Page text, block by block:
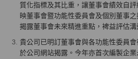
質化指標及其比重，讓董事會績效自
映董事會暨功能性委員會及個別董事
揭露董事會未來精進重點，裨益評估溝
貴公司已明訂董事會與各功能性委員
於公司網站揭露。今年亦首次編製企